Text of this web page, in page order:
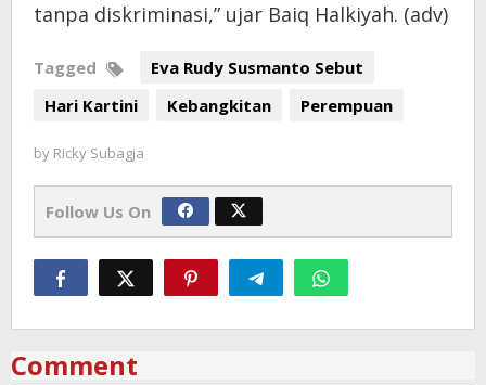
tanpa diskriminasi,” ujar Baiq Halkiyah. (adv)
Tagged
Eva Rudy Susmanto Sebut
Hari Kartini
Kebangkitan Perempuan
by Ricky Subagja
Follow Us On
Comment